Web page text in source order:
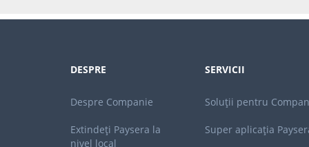
DESPRE
Despre Companie
Extindeți Paysera la
nivel local
SERVICII
Soluții pentru
Super aplicația